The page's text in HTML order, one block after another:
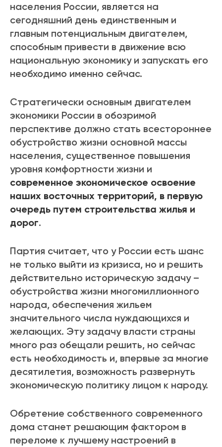
населения России, является на
сегодняшний день единственным и
главным потенциальным двигателем,
способным привести в движение всю
национальную экономику и запускать его
необходимо именно сейчас.
Стратегически основным двигателем
экономики России в обозримой
перспективе должно стать всестороннее
обустройство жизни основной массы
населения, существенное повышения
уровня комфортности жизни и
современное экономическое освоение
наших восточных территорий, в первую
очередь путем строительства жилья и
дорог.
Партия считает, что у России есть шанс
не только выйти из кризиса, но и решить
действительно историческую задачу –
обустройства жизни многомиллионного
народа, обеспечения жильем
значительного числа нуждающихся и
желающих. Эту задачу власти страны
много раз обещали решить, но сейчас
есть необходимость и, впервые за многие
десятилетия, возможность развернуть
экономическую политику лицом к народу.
Обретение собственного современного
дома станет решающим фактором в
переломе к лучшему настроений в